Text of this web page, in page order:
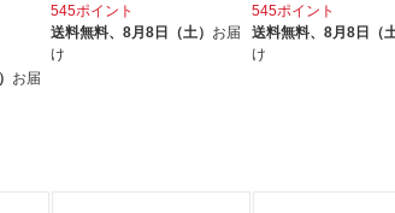
お届
545ポイント
送料無料、8月8日（土） お届
け
545ポイント
送料無料、 8月8日（土
け